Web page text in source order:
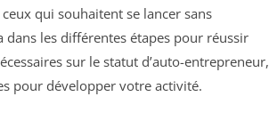
qui souhaitent se lancer sans
les différentes étapes pour réussir
sur le statut d’auto-entrepreneur,
pour développer votre activité.